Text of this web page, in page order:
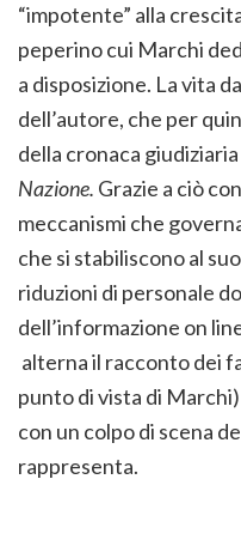
“impotente” alla
peperino cui Marchi
a disposizione. La vita
dell’autore, che per
della cronaca
Nazione. Grazie a ciò
meccanismi che
che si stabiliscono al
riduzioni di personale
dell’informazione on
alterna il racconto dei
punto di vista di
con un colpo di scena
rappresenta.